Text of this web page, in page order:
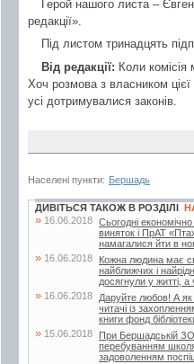
Герой нашого листа –
редакції».
Під листом тринадцять
Від редакції: Коли комісія
Хоч розмова з власником
усі дотримувалися законів.
Населені пункти: Бершадь
ДИВІТЬСЯ ТАКОЖ В РОЗДІЛІ
» 16.06.2018 Сьогодні
виняток і ПрАТ
намагалися йти в
» 16.06.2018
Кожна людина має
найближчих і
досягнули у житті, а
» 16.06.2018
Даруйте любов! А як
читачі із
книги фонд
» 15.06.2018
При Бершадській
перебуванням
задоволенням